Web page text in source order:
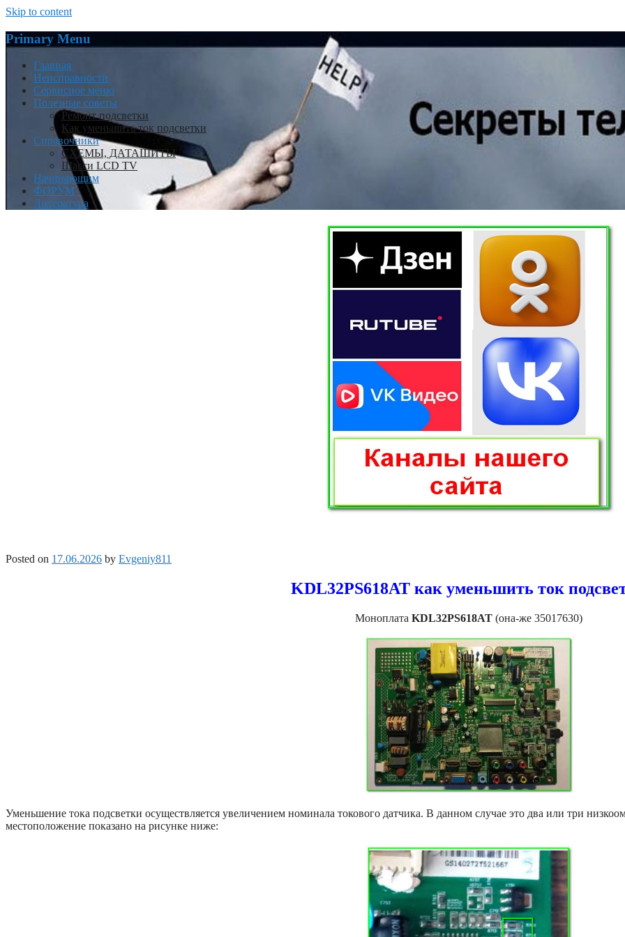
Skip to content
Primary Menu
Главная
Неисправности
Сервисное меню
Полезные советы
Ремонт подсветки
Как уменьшить ток подсветки
Справочники
СХЕМЫ, ДАТАШИТЫ
Шасси LCD TV
Начинающим
ФОРУМ
Литература
Posted on 17.06.2026 by Evgeniy811
KDL32PS618AT как уменьшить ток
Моноплата KDL32PS618AT (она-же 35017630)
Уменьшение тока подсветки осуществляется увеличением номинала токового датчика. В данном случае это два или три
местоположение показано на рисунке ниже: